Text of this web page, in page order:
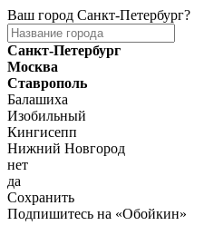
Ваш город Санкт-Петербург?
Санкт-Петербург
Москва
Ставрополь
Балашиха
Изобильный
Кингисепп
Нижний Новгород
нет
да
Сохранить
Подпишитесь на «Обойкин»